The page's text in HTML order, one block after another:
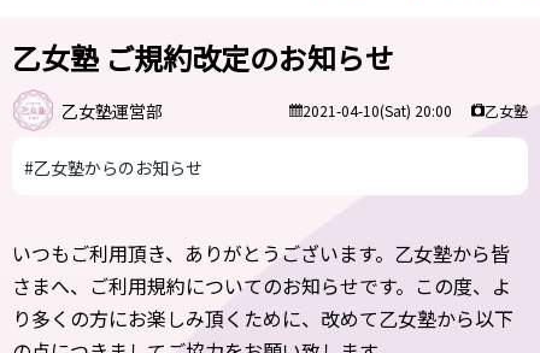
乙女塾 ご規約改定のお知らせ
乙女塾運営部 2021-04-10(Sat) 20:00 乙女塾
#乙女塾からのお知らせ
いつもご利用頂き、ありがとうございます。乙女塾から皆
さまへ、ご利用規約についてのお知らせです。この度、よ
り多くの方にお楽しみ頂くために、改めて乙女塾から以下